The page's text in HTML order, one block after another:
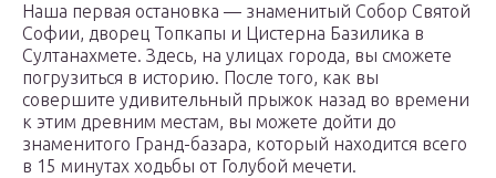
Наша первая остановка — знаменитый Собор Святой
Софии, дворец Топкапы и Цистерна Базилика в
Султанахмете. Здесь, на улицах города, вы сможете
погрузиться в историю. После того, как вы
совершите удивительный прыжок назад во времени
к этим древним местам, вы можете дойти до
знаменитого Гранд-базара, который находится всего
в 15 минутах ходьбы от Голубой мечети.